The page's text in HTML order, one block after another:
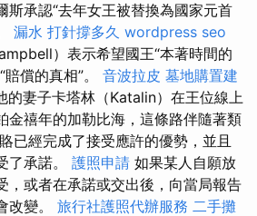
斯承認“去年女王被替換為國家元首
漏水 打針撐多久 wordpress seo
）表示希望國王“本著時間的
償的真相”。 音波拉皮 墓地購置建
的妻子卡塔林（Katalin）在王位線上
金禧年的加勒比海，這條路伴隨著類
已經完成了接受應許的優勢，並且
了承諾。 護照申請 如果某人自願放
，或者在承諾或交出後，向當局報告
改變。 旅行社護照代辦服務 二手攤